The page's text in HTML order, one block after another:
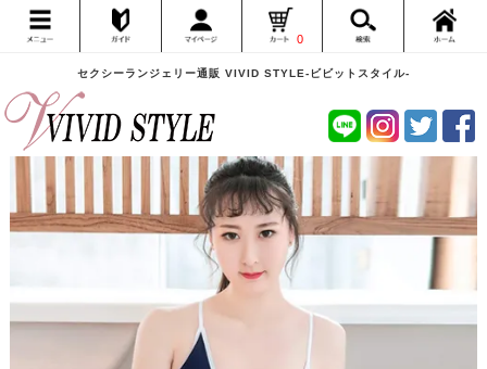
セクシーランジェリー通販 VIVID STYLE-ビビットスタイル-
0